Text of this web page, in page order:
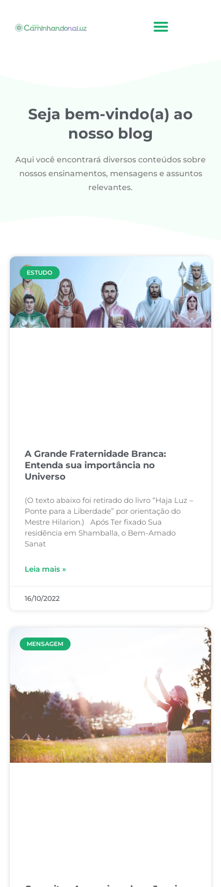
Seja bem-vindo(a) ao
nosso blog
Aqui você encontrará diversos conteúdos sobre
nossos ensinamentos, mensagens e assuntos
relevantes.
ESTUDO
A Grande Fraternidade Branca:
Entenda sua importância no
Universo
(O texto abaixo foi retirado do livro “Haja Luz –
Ponte para a Liberdade” por orientação do
Mestre Hilarion.) Após Ter fixado Sua
residência em Shamballa, o Bem-Amado
Sanat
Leia mais »
16/10/2022
MENSAGEM